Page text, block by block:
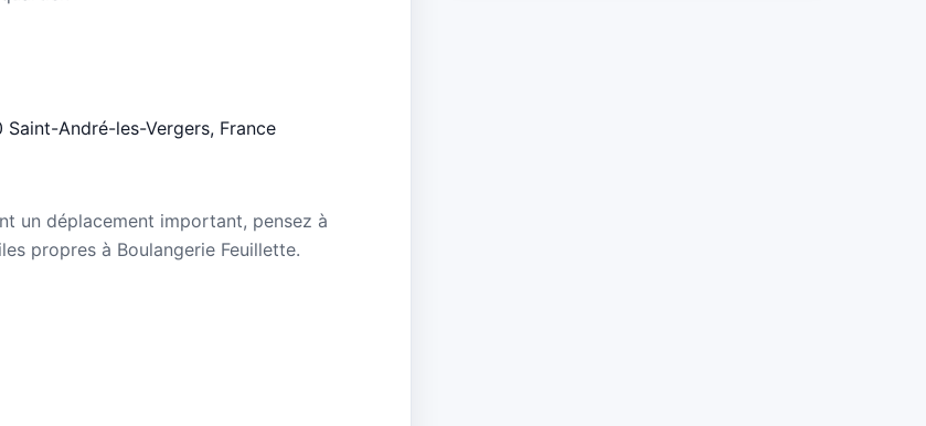
André-les-Vergers, France
un déplacement important, pensez à
propres à Boulangerie Feuillette.